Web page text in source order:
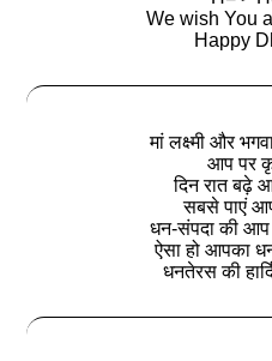
We wish You
Happy
मां लक्ष्मी और
आप पर
दिन रात बढ़े
सबसे पाएं
धन-संपदा की आप
ऐसा हो आपका
धनतेरस की